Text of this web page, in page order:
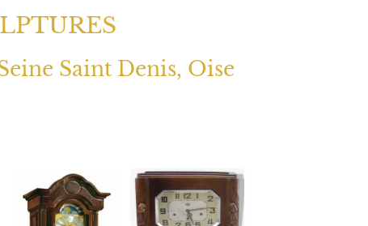
Saint Denis, Oise